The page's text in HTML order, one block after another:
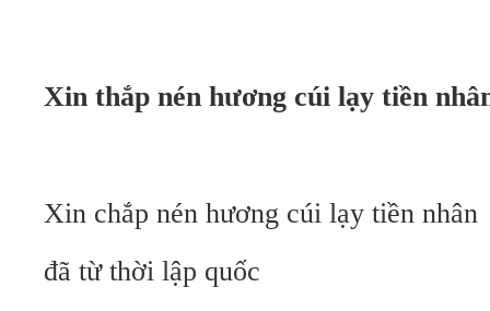
Xin thắp nén hương cúi lạy tiền
Xin chắp nén hương cúi lạy tiền nhân
đã từ thời lập quốc